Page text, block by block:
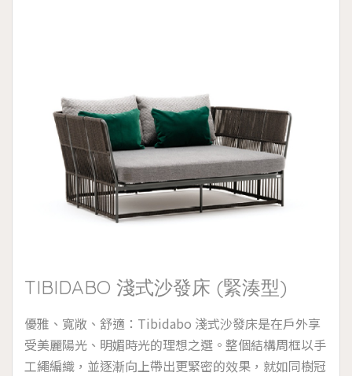
TIBIDABO 淺式沙發床 (緊湊型)
優雅、寬敞、舒適：Tibidabo 淺式沙發床是在戶外享
受美麗陽光、明媚時光的理想之選。整個結構周框以手
工繩編織，並逐漸向上帶出更緊密的效果，就如同樹冠